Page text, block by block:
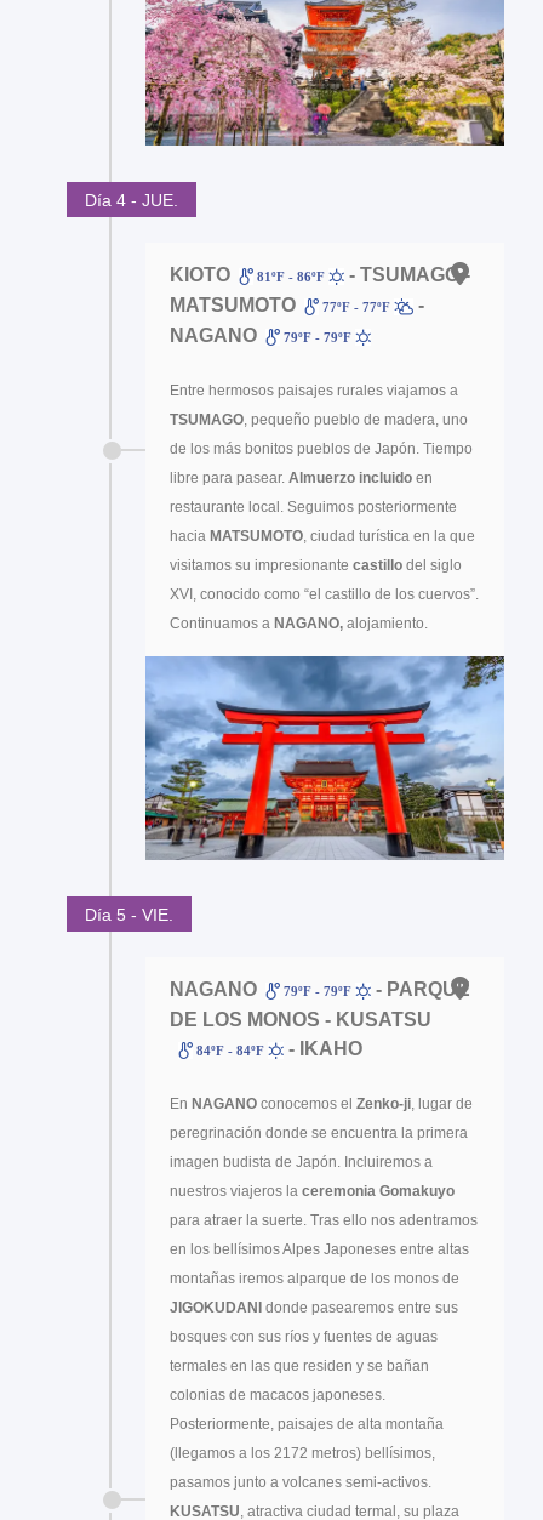
Día 4 - JUE.
KIOTO 81ºF - 86ºF
- TSUMAGO -
MATSUMOTO
77ºF - 77ºF
-
NAGANO
79ºF - 79ºF
Entre hermosos paisajes rurales viajamos a
TSUMAGO , pequeño pueblo de madera, uno
de los más bonitos pueblos de Japón. Tiempo
libre para pasear. Almuerzo incluido en
restaurante local. Seguimos posteriormente
hacia MATSUMOTO , ciudad turística en la que
visitamos su impresionante castillo del siglo
XVI, conocido como “el castillo de los cuervos”.
Continuamos a NAGANO, alojamiento.
Día 5 - VIE.
NAGANO 79ºF - 79ºF
- PARQUE
DE LOS MONOS - KUSATSU
84ºF - 84ºF - IKAHO
En NAGANO conocemos el Zenko-ji , lugar de
peregrinación donde se encuentra la primera
imagen budista de Japón. Incluiremos a
nuestros viajeros la ceremonia Gomakuyo
para atraer la suerte. Tras ello nos adentramos
en los bellísimos Alpes Japoneses entre altas
montañas iremos alparque de los monos de
JIGOKUDANI donde pasearemos entre sus
bosques con sus ríos y fuentes de aguas
termales en las que residen y se bañan
colonias de macacos japoneses.
Posteriormente, paisajes de alta montaña
(llegamos a los 2172 metros) bellísimos,
pasamos junto a volcanes semi-activos.
KUSATSU , atractiva ciudad termal, su plaza